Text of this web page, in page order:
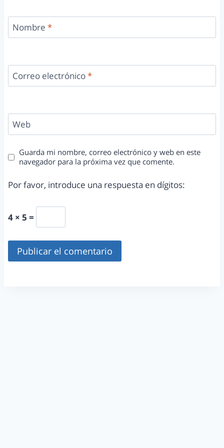
Nombre *
Correo electrónico*
Web
Guarda mi nombre, correo electrónico y web en este
navegador para la próxima vez que comente.
Por favor, introduce una respuesta en dígitos:
4 × 5 =